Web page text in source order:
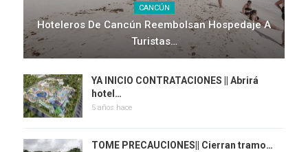
CANCÚN
Hoteleros De Cancún Reembolsan Hospedaje A
Turistas…
YA INICIO CONTRATACIONES || Abrirá
hotel…
5 años hace
TOME PRECAUCIONES|| Cierran tramo…